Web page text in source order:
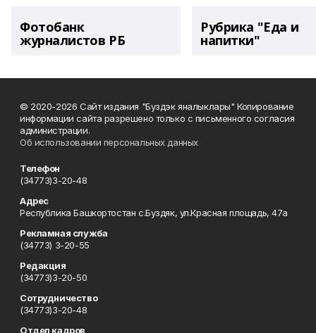
Фотобанк
журналистов РБ
Рубрика "Еда и
напитки"
© 2020-2026 Сайт издания "Буздэк яналыклары" Копирование
информации сайта разрешено только с письменного согласия
администрации.
Об использовании персональных данных
Телефон
(34773)3-20-48
Адрес
Республика Башкортостан с.Буздяк, ул.Красная площадь, 47а
Рекламная служба
(34773) 3-20-55
Редакция
(34773)3-20-50
Сотрудничество
(34773)3-20-48
Отдел кадров